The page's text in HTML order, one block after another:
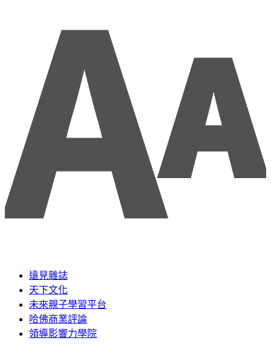
遠見雜誌
天下文化
未來親子學習平台
哈佛商業評論
領導影響力學院